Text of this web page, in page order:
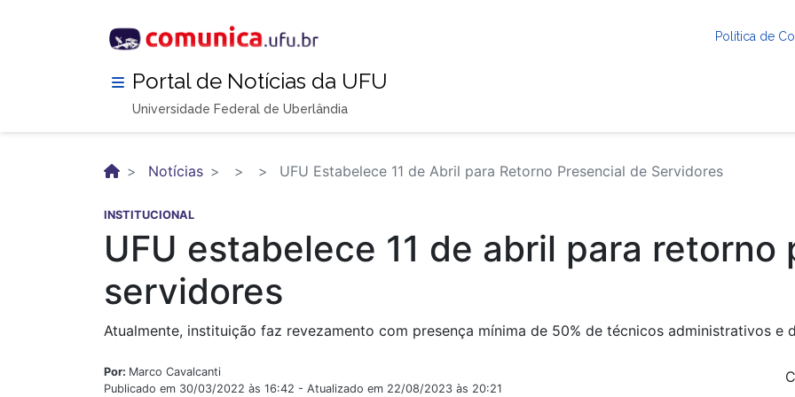
Política de
Portal de Notícias da UFU
Universidade Federal de Uberlândia
Notícias UFU Estabelece 11 de Abril para Retorno Presencial de Servidores
INSTITUCIONAL
UFU estabelece 11 de abril para retorno
servidores
Atualmente, instituição faz revezamento com presença mínima de 50% de técnicos administrativos e
Por: Marco Cavalcanti
Publicado em 30/03/2022 às 16:42 - Atualizado em 22/08/2023 às 20:21